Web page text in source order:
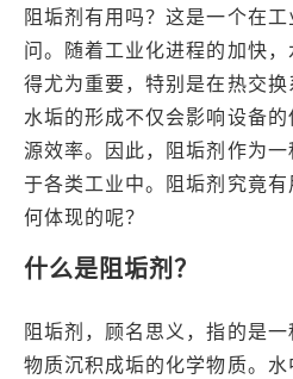
阻垢剂有用吗？这是一个在
问。随着工业化进程的加快
得尤为重要，特别是在热交换
水垢的形成不仅会影响设备
源效率。因此，阻垢剂作为
于各类工业中。阻垢剂究竟
何体现的呢？
什么是阻垢剂？
阻垢剂，顾名思义，指的是
物质沉积成垢的化学物质。水